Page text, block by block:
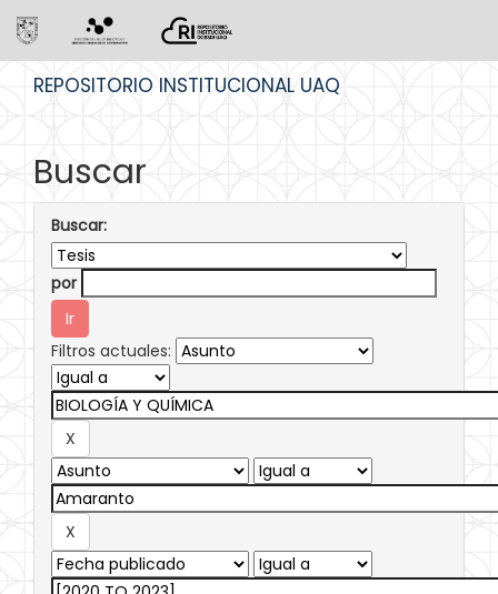
REPOSITORIO INSTITUCIONAL UAQ
Buscar
Buscar:
por
Filtros actuales: